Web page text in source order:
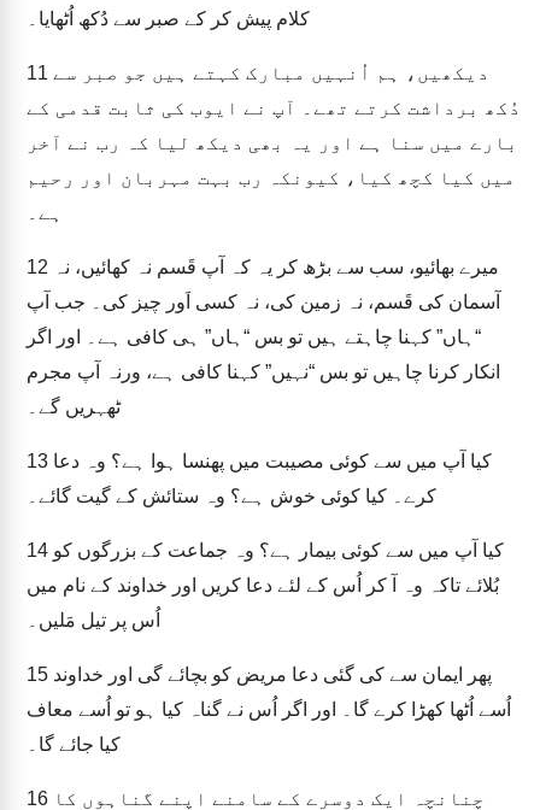
کلام پیش کر کے صبر سے دُکھ اُٹھایا۔
11
دُکھ برداشت کرتے تھے۔ آپ نے ایوب کی ثابت قدمی کے
بارے میں سنا ہے اور یہ بھی دیکھ لیا کہ رب نے آخر
میں کیا کچھ کیا، کیونکہ رب بہت مہربان اور رحیم
ہے۔
12
آسمان کی قَسم، نہ زمین کی، نہ کسی اَور چیز کی۔ جب آپ
“ہاں” کہنا چاہتے ہیں تو بس “ہاں” ہی کافی ہے۔ اور اگر
انکار کرنا چاہیں تو بس “نہیں” کہنا کافی ہے، ورنہ آپ مجرم
ٹھہریں گے۔
13
کرے۔ کیا کوئی خوش ہے؟ وہ ستائش کے گیت گائے۔
14
بُلائے تاکہ وہ آ کر اُس کے لئے دعا کریں اور خداوند کے نام میں
اُس پر تیل مَلیں۔
15
اُسے اُٹھا کھڑا کرے گا۔ اور اگر اُس نے گناہ کیا ہو تو اُسے معاف
کیا جائے گا۔
16